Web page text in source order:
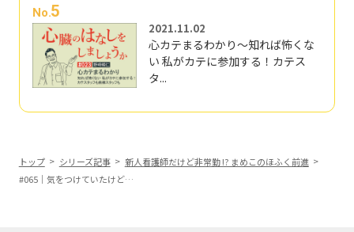
No.5
2021.11.02
心カテまるわかり～知れば怖くな
い 私がカテに参加する！カテス
タ...
トップ シリーズ記事
新人看護師だけど非常勤 !? まめこのほふく前進
#065｜気をつけていたけど…